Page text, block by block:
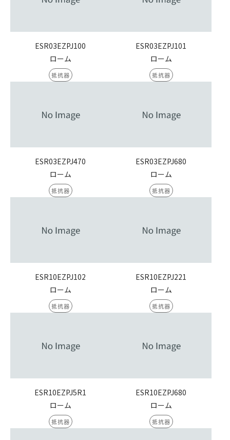
ESR03EZPJ100
ローム
抵抗器
ESR03EZPJ101
ローム
抵抗器
ESR03EZPJ470
ローム
抵抗器
ESR03EZPJ680
ローム
抵抗器
ESR10EZPJ102
ローム
抵抗器
ESR10EZPJ221
ローム
抵抗器
ESR10EZPJ5R1
ローム
抵抗器
ESR10EZPJ680
ローム
抵抗器